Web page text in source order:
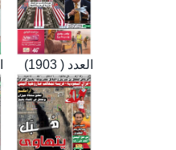
العدد ( 1903)